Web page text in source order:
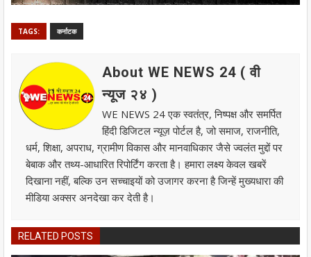
TAGS: कर्नाटक
About WE NEWS 24 ( वी
न्यूज २४ )
WE NEWS 24 एक स्वतंत्र, निष्पक्ष और समर्पित
हिंदी डिजिटल न्यूज़ पोर्टल है, जो समाज, राजनीति,
धर्म, शिक्षा, अपराध, ग्रामीण विकास और मानवाधिकार जैसे ज्वलंत मुद्दों पर
बेबाक और तथ्य-आधारित रिपोर्टिंग करता है। हमारा लक्ष्य केवल खबरें
दिखाना नहीं, बल्कि उन सच्चाइयों को उजागर करना है जिन्हें मुख्यधारा की
मीडिया अक्सर अनदेखा कर देती है।
RELATED POSTS